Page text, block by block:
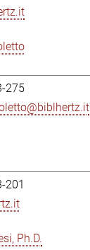
275
201
Ph.D.